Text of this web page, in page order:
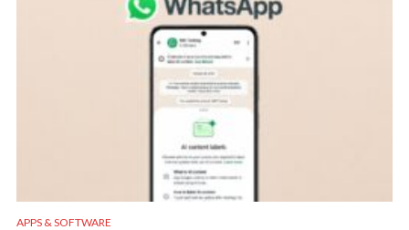
APPS & SOFTWARE